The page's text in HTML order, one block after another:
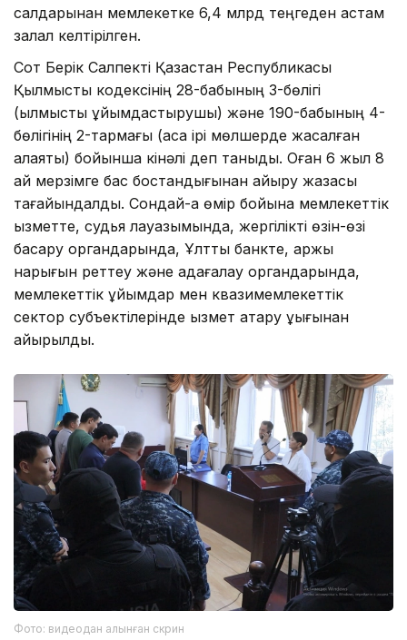
салдарынан мемлекетке 6,4 млрд теңгеден астам
залал келтірілген.
Сот Берік Салпекті Қазақстан Республикасы
Қылмыстық кодексінің 28-бабының 3-бөлігі
(қылмысты ұйымдастырушы) және 190-бабының 4-
бөлігінің 2-тармағы (аса ірі мөлшерде жасалған
алаяқтық) бойынша кінәлі деп таныды. Оған 6 жыл 8
ай мерзімге бас бостандығынан айыру жазасы
тағайындалды. Сондай-ақ өмір бойына мемлекеттік
қызметте, судья лауазымында, жергілікті өзін-өзі
басқару органдарында, Ұлттық банкте, қаржы
нарығын реттеу және қадағалау органдарында,
мемлекеттік ұйымдар мен квазимемлекеттік
сектор субъектілерінде қызмет атқару құқығынан
айырылды.
Фото: видеодан алынған скрин